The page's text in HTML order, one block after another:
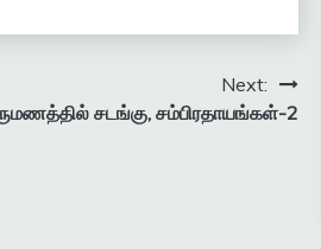
Next:
சடங்கு, சம்பிரதாயங்கள்-2